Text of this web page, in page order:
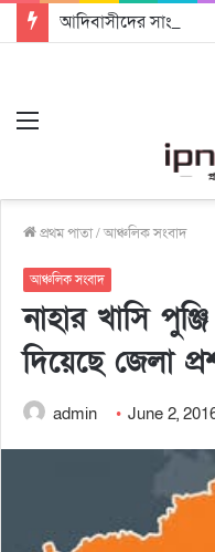
প্রথম পাতা/আঞ্চলিক সংবাদ
আঞ্চলিক সংবাদ
নাহার খাসি
দিয়েছে জেলা
admin June 2,